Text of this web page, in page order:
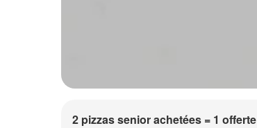
2 pizzas senior achetées = 1 offerte